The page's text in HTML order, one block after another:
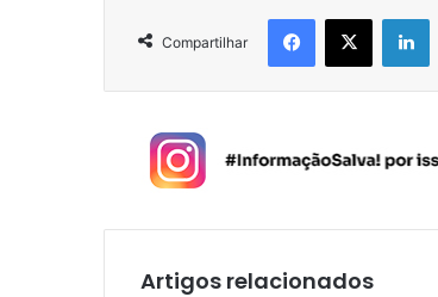
Compartilhar
Artigos relacionados